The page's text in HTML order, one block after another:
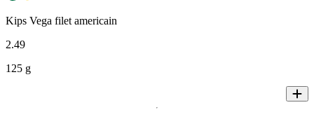
Kips Vega filet americain
2.49
125 g